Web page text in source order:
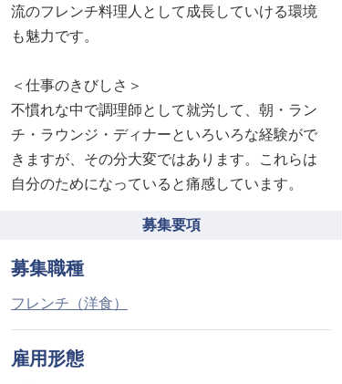
流のフレンチ料理人として成長していける環境
も魅力です。
＜仕事のきびしさ＞
不慣れな中で調理師として就労して、朝・ラン
チ・ラウンジ・ディナーといろいろな経験がで
きますが、その分大変ではあります。これらは
自分のためになっていると痛感しています。
募集要項
募集職種
フレンチ（洋食）
雇用形態